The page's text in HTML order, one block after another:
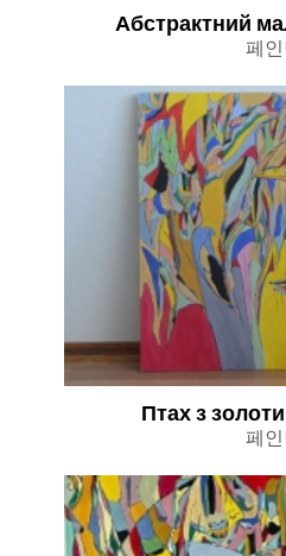
Абстрактний
페
Птах з
페